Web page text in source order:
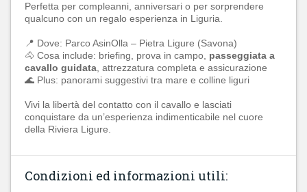
Perfetta per compleanni, anniversari o per sorprendere
qualcuno con un regalo esperienza in Liguria.
📍 Dove: Parco AsinOlla – Pietra Ligure (Savona)
🐴 Cosa include: briefing, prova in campo, passeggiata a
cavallo guidata , attrezzatura completa e assicurazione
🌊 Plus: panorami suggestivi tra mare e colline liguri
Vivi la libertà del contatto con il cavallo e lasciati
conquistare da un’esperienza indimenticabile nel cuore
della Riviera Ligure.
Condizioni ed informazioni utili: